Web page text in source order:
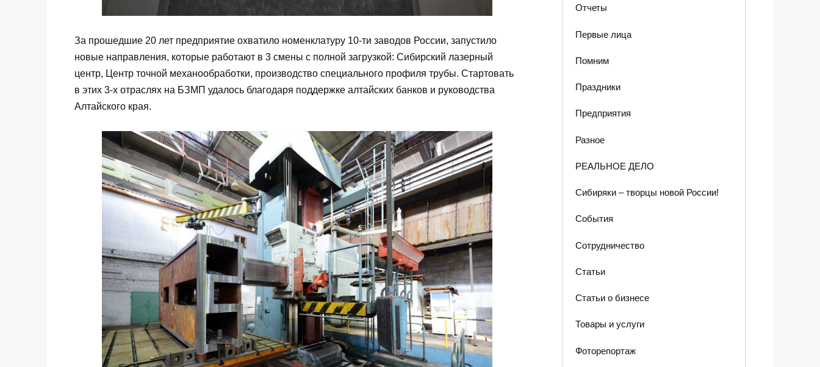
За прошедшие 20 лет предприятие охватило номенклатуру 10-ти заводов России, запустило
новые направления, которые работают в 3 смены с полной загрузкой: Сибирский лазерный
центр, Центр точной механообработки, производство специального профиля трубы. Стартовать
в этих 3-х отраслях на БЗМП удалось благодаря поддержке алтайских банков и руководства
Алтайского края.
Отчеты
Первые лица
Помним
Праздники
Предприятия
Разное
РЕАЛЬНОЕ ДЕЛО
Сибиряки – творцы новой России!
События
Сотрудничество
Статьи
Статьи о бизнесе
Товары и услуги
Фоторепортаж